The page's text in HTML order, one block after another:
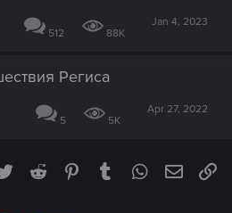
512 88K
Jan 4, 2023
Региса
5 5K
Apr 27, 2022
TwitterReddit PinterestTumblrWhatsApp
Email